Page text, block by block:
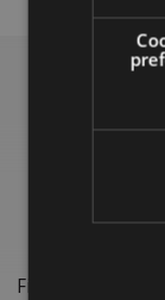
Find the most